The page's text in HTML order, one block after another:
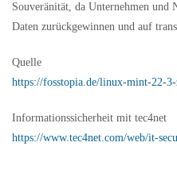
Souveränität, da Unternehmen
Daten zurückgewinnen und auf
Quelle
https://fosstopia.de/linux-mint-22-3-
Informationssicherheit mit tec4net
https://www.tec4net.com/web/it-